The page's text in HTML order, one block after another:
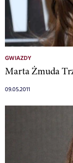
GWIAZDY
Marta Żmuda
09.05.2011